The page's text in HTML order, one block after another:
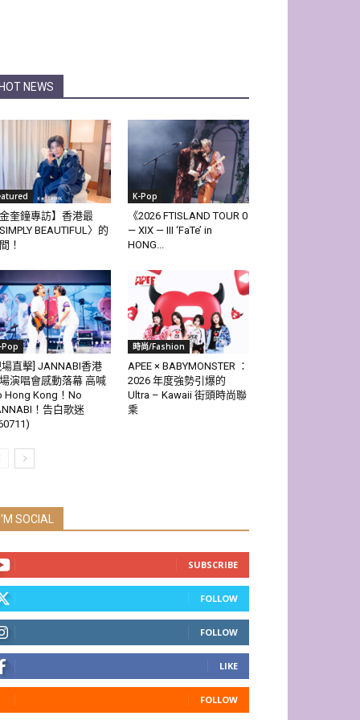
HOT NEWS
金奎鐘專訪】香港最
SIMPLY BEAUTIFUL〉的
！
K-Pop
《2026 FTISLAND TOUR 0
— XIX — III ‘FaTe’ in
HONG...
Pop
場直擊] JANNABI香港
演唱會感動落幕 高喊
Hong Kong！No
！告白歌迷
時尚/Fashion
APEE × BABYMONSTER ：
2026 年度強勢引爆的
Ultra – Kawaii 街頭時尚聯
乘
I'M SOCIAL
SUBSCRIBE
FOLLOW
FOLLOW
LIKE
FOLLOW